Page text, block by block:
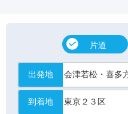
片道
出発地
到着地